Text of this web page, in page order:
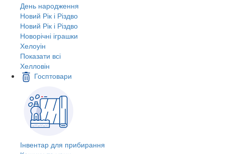
День народження
Новий Рік і Різдво
Новий Рік і Різдво
Новорічні іграшки
Хелоуін
Показати всі
Хелловін
Госптовари
Інвентар для прибирання